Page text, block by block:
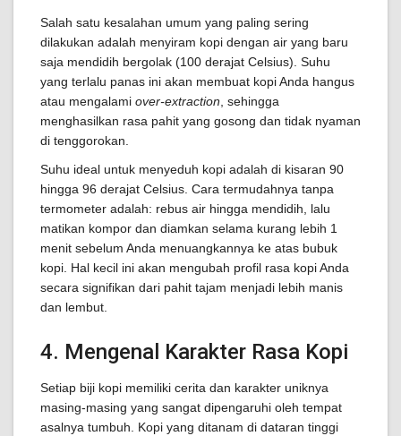
Salah satu kesalahan umum yang paling sering
dilakukan adalah menyiram kopi dengan air yang baru
saja mendidih bergolak (100 derajat Celsius). Suhu
yang terlalu panas ini akan membuat kopi Anda hangus
atau mengalami over-extraction , sehingga
menghasilkan rasa pahit yang gosong dan tidak nyaman
di tenggorokan.
Suhu ideal untuk menyeduh kopi adalah di kisaran 90
hingga 96 derajat Celsius. Cara termudahnya tanpa
termometer adalah: rebus air hingga mendidih, lalu
matikan kompor dan diamkan selama kurang lebih 1
menit sebelum Anda menuangkannya ke atas bubuk
kopi. Hal kecil ini akan mengubah profil rasa kopi Anda
secara signifikan dari pahit tajam menjadi lebih manis
dan lembut.
4. Mengenal Karakter Rasa Kopi
Setiap biji kopi memiliki cerita dan karakter uniknya
masing-masing yang sangat dipengaruhi oleh tempat
asalnya tumbuh. Kopi yang ditanam di dataran tinggi